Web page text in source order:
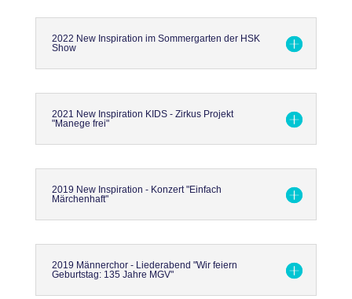
2022 New Inspiration im Sommergarten der HSK
Show
2021 New Inspiration KIDS - Zirkus Projekt
"Manege frei"
2019 New Inspiration - Konzert "Einfach
Märchenhaft"
2019 Männerchor - Liederabend "Wir feiern
Geburtstag: 135 Jahre MGV"